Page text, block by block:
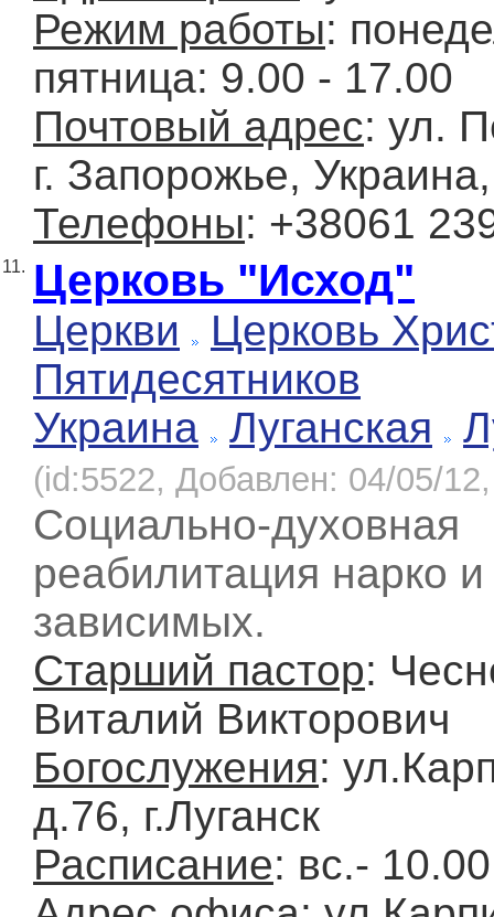
Режим работы:
пятница: 9.00 - 17.00
Почтовый адрес: ул.
г. Запорожье,
Телефоны: +38061
11. Церковь "Исход"
Церкви
Церковь
Пятидесятников
Украина
Луганская
(id:5522, Добавлен: 04/05/
Социально-духовная
реабилитация нарко и
зависимых.
Старший пастор:
Виталий Викторович
Богослужения:
д.76, г.Луганск
Расписание: вс.-